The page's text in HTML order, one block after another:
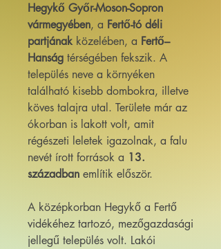
Hegykő Győr-Moson-Sopron
vármegyében, a Fertő-tó déli
partjának közelében, a Fertő–
Hanság térségében fekszik. A
település neve a környéken
található kisebb dombokra, illetve
köves talajra utal. Területe már az
ókorban is lakott volt, amit
régészeti leletek igazolnak, a falu
nevét írott források a 13.
században említik először.
A középkorban Hegykő a Fertő
vidékéhez tartozó, mezőgazdasági
jellegű település volt. Lakói